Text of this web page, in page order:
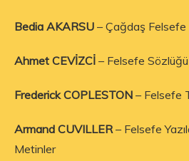
Bedia AKARSU– Çağdaş Felsefe
Ahmet CEVİZCİ– Felsefe Sözlüğü
Frederick COPLESTON– Felsefe
Armand CUVILLER– Felsefe
Metinler